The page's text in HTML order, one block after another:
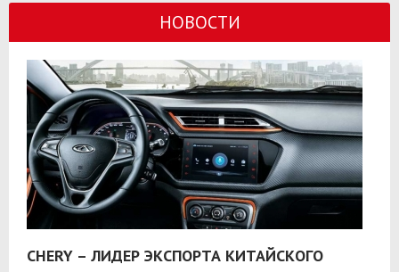
НОВОСТИ
CHERY – ЛИДЕР ЭКСПОРТА КИТАЙСКОГО